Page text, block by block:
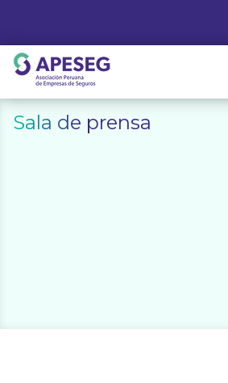
content
APESEG
Sala de prensa